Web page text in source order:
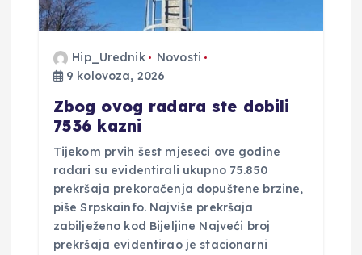
a
Hip_Urednik
Novosti
9 kolovoza, 2026
Zbog ovog radara ste dobili
7536 kazni
Tijekom prvih šest mjeseci ove godine
radari su evidentirali ukupno 75.850
prekršaja prekoračenja dopuštene brzine,
piše Srpskainfo. Najviše prekršaja
zabilježeno kod Bijeljine Najveći broj
prekršaja evidentirao je stacionarni